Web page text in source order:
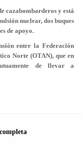
cazabombarderos y está
nuclear, dos buques
de apoyo.
entre la Federación
Norte (OTAN), que en
de llevar a